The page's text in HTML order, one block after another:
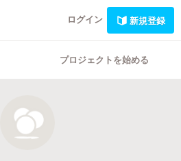
ログイン 新規登録
プロジェクトを始める